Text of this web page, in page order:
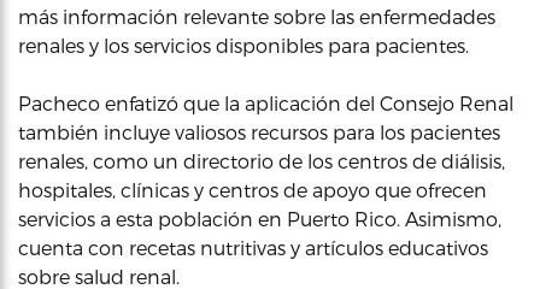
más información relevante sobre las enfermedades
renales y los servicios disponibles para pacientes.
Pacheco enfatizó que la aplicación del Consejo Renal
también incluye valiosos recursos para los pacientes
renales, como un directorio de los centros de diálisis,
hospitales, clínicas y centros de apoyo que ofrecen
servicios a esta población en Puerto Rico. Asimismo,
cuenta con recetas nutritivas y artículos educativos
sobre salud renal.